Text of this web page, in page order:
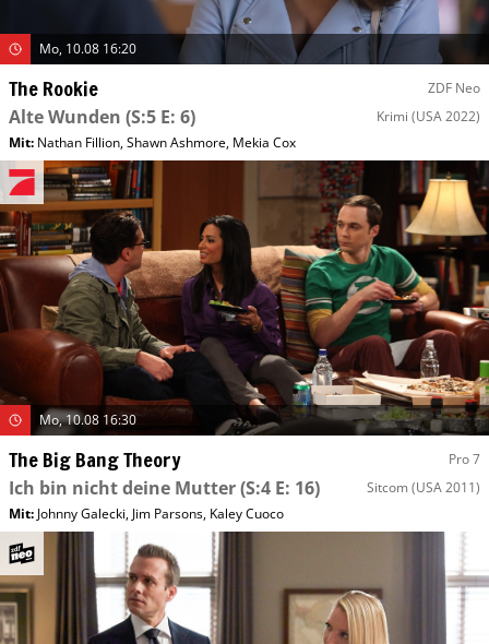
Mo, 10.08 16:20
The Rookie ZDF Neo
Alte Wunden (S:5 E: 6) Krimi (USA 2022)
Mit: Nathan Fillion,Shawn Ashmore, Mekia Cox
Mo, 10.08 16:30
The Big Bang Theory Pro 7
Ich bin nicht deine Mutter(S:4 E: 16) Sitcom (USA 2011)
Mit: Johnny Galecki, Jim Parsons, Kaley Cuoco